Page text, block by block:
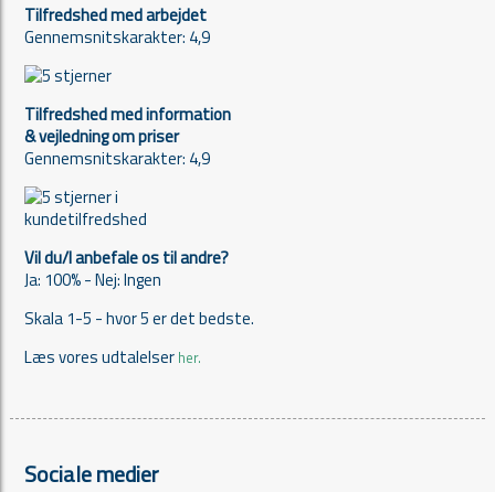
Tilfredshed med arbejdet
Gennemsnitskarakter: 4,9
Tilfredshed med information
& vejledning om priser
Gennemsnitskarakter: 4,9
Vil du/I anbefale os til andre?
Ja: 100% - Nej: Ingen
Skala 1-5 - hvor 5 er det bedste.
Læs vores udtalelserher.
Sociale medier